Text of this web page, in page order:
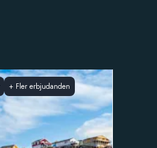
+ Fler erbjudanden